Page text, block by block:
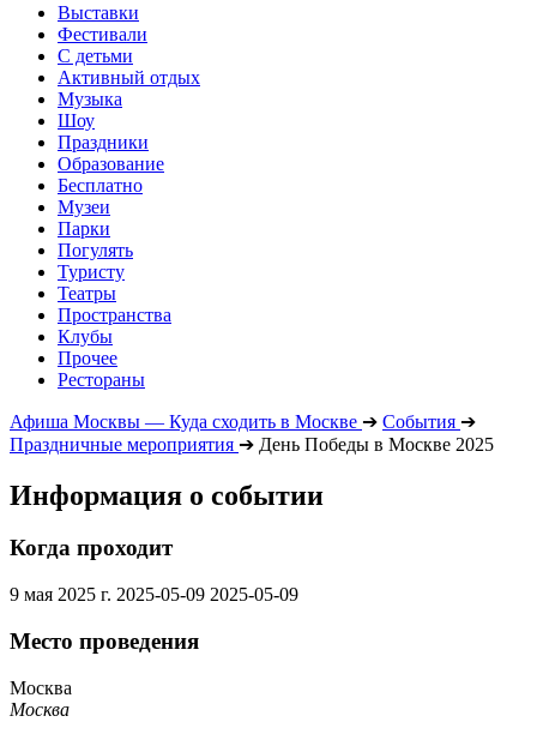
Выставки
Фестивали
С детьми
Активный отдых
Музыка
Шоу
Праздники
Образование
Бесплатно
Музеи
Парки
Погулять
Туристу
Театры
Пространства
Клубы
Прочее
Рестораны
Афиша Москвы — Куда сходить в Москве ➔ События ➔
Праздничные мероприятия ➔ День Победы в Москве 2025
Информация о событии
Когда проходит
9 мая 2025 г. 2025-05-09 2025-05-09
Место проведения
Москва
Москва